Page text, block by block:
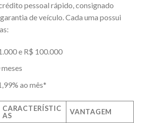
pessoal rápido, consignado
de veículo. Cada uma possui
e R$ 100.000
ao mês*
CARACTERÍSTIC
AS
VANTAGEM